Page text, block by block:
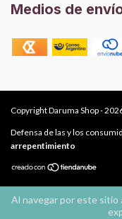
Al navegar por este sitio
Medios de
Copyright Daruma Shop -
Defensa de las y los
arrepentimiento